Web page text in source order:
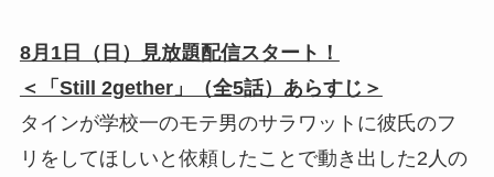
8月1日（日）見放題配信スタート！
＜「Still 2gether」（全5話）あらすじ＞
タインが学校一のモテ男のサラワットに彼氏のフ
リをしてほしいと依頼したことで動き出した2人の